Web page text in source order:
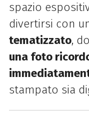
spazio
divertirsi con
tematizzato,
una foto
stampato sia